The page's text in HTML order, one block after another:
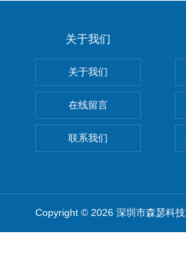
关于我们
关于我们
在线留言
联系我们
Copyright © 2026 深圳市森瑟科